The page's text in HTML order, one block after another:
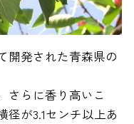
開発された青森県の
さらに香り高いこ
径が3.1センチ以上あ